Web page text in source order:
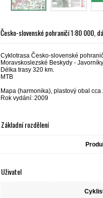
Česko-slovenské pohraničí 1:80 000,
Cyklotrasa Česko-slovenské
Moravskoslezské Beskydy -
Délka trasy 320 km.
MTB
Mapa (harmonika), plastový obal
Rok vydání: 2009
Základní rozdělení
Uživatel